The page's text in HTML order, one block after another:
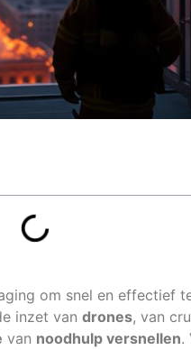
om snel en effectief
inzet van drones, van
van noodhulp versnellen.